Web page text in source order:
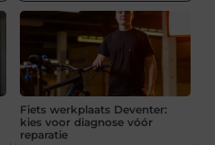
Fiets werkplaats Deventer:
kies voor diagnose vóór
reparatie